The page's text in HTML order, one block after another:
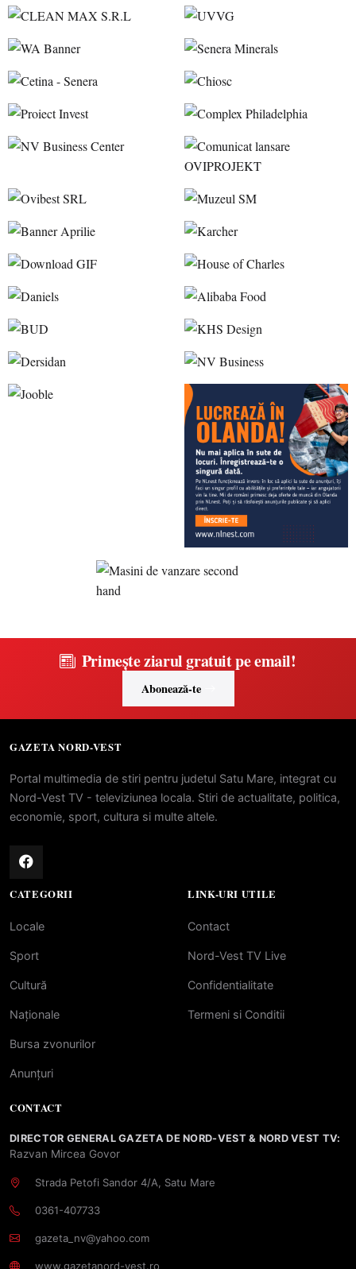
Primește ziarul gratuit pe email!
Abonează-te
GAZETA NORD-VEST
Portal multimedia de stiri pentru judetul Satu Mare, integrat cu
Nord-Vest TV - televiziunea locala. Stiri de actualitate, politica,
economie, sport, cultura si multe altele.
CATEGORII
Locale
Sport
Cultură
Naționale
Bursa zvonurilor
Anunțuri
LINK-URI UTILE
Contact
Nord-Vest TV Live
Confidentialitate
Termeni si Conditii
CONTACT
DIRECTOR GENERAL GAZETA DE NORD-VEST & NORD VEST TV:
Razvan Mircea Govor
Strada Petofi Sandor 4/A, Satu Mare
0361-407733
gazeta_nv@yahoo.com
www.gazetanord-vest.ro